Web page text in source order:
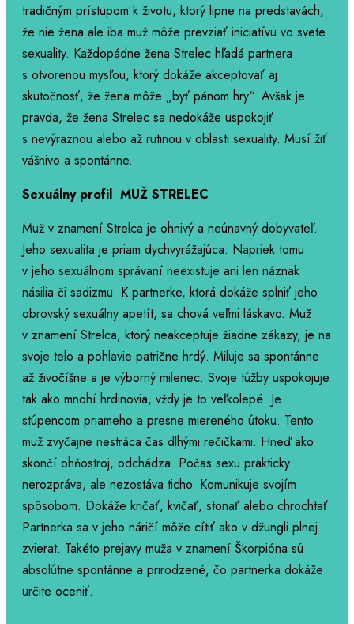
tradičným prístupom k životu, ktorý lipne na predstavách,
že nie žena ale iba muž môže prevziať iniciatívu vo svete
sexuality. Každopádne žena Strelec hľadá partnera
s otvorenou mysľou, ktorý dokáže akceptovať aj
skutočnosť, že žena môže „byť pánom hry“. Avšak je
pravda, že žena Strelec sa nedokáže uspokojiť
s nevýraznou alebo až rutinou v oblasti sexuality. Musí žiť
vášnivo a spontánne.
Sexuálny profil MUŽ STRELEC
Muž v znamení Strelca je ohnivý a neúnavný dobyvateľ.
Jeho sexualita je priam dychvyrážajúca. Napriek tomu
v jeho sexuálnom správaní neexistuje ani len náznak
násilia či sadizmu. K partnerke, ktorá dokáže splniť jeho
obrovský sexuálny apetít, sa chová veľmi láskavo. Muž
v znamení Strelca, ktorý neakceptuje žiadne zákazy, je na
svoje telo a pohlavie patrične hrdý. Miluje sa spontánne
až živočíšne a je výborný milenec. Svoje túžby uspokojuje
tak ako mnohí hrdinovia, vždy je to veľkolepé. Je
stúpencom priameho a presne miereného útoku. Tento
muž zvyčajne nestráca čas dlhými rečičkami. Hneď ako
skončí ohňostroj, odchádza. Počas sexu prakticky
nerozpráva, ale nezostáva ticho. Komunikuje svojím
spôsobom. Dokáže kričať, kvičať, stonať alebo chrochtať.
Partnerka sa v jeho náričí môže cítiť ako v džungli plnej
zvierat. Takéto prejavy muža v znamení Škorpióna sú
absolútne spontánne a prirodzené, čo partnerka dokáže
určite oceniť.